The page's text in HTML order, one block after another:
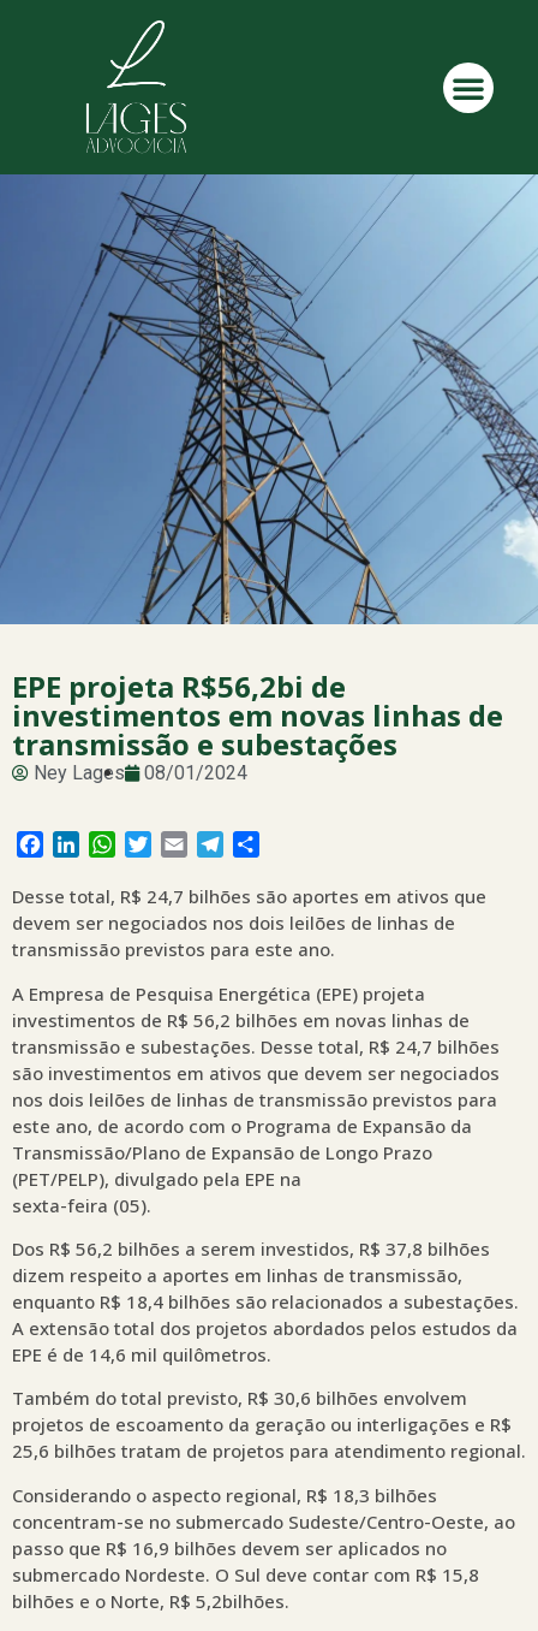
EPE projeta R$56,2bi de
investimentos em novas linhas de
transmissão e subestações
Ney Lages 08/01/2024
Facebook
LinkedInWhatsApp
Twitter
Email Telegram
Desse total, R$ 24,7 bilhões são aportes em ativos que
devem ser negociados nos dois leilões de linhas de
transmissão previstos para este ano.
A Empresa de Pesquisa Energética (EPE) projeta
investimentos de R$ 56,2 bilhões em novas linhas de
transmissão e subestações. Desse total, R$ 24,7 bilhões
são investimentos em ativos que devem ser negociados
nos dois leilões de linhas de transmissão previstos para
este ano, de acordo com o Programa de Expansão da
Transmissão/Plano de Expansão de Longo Prazo
(PET/PELP), divulgado pela EPE na
sexta-feira (05).
Dos R$ 56,2 bilhões a serem investidos, R$ 37,8 bilhões
dizem respeito a aportes em linhas de transmissão,
enquanto R$ 18,4 bilhões são relacionados a subestações.
A extensão total dos projetos abordados pelos estudos da
EPE é de 14,6 mil quilômetros.
Também do total previsto, R$ 30,6 bilhões envolvem
projetos de escoamento da geração ou interligações e R$
25,6 bilhões tratam de projetos para atendimento regional.
Considerando o aspecto regional, R$ 18,3 bilhões
concentram-se no submercado Sudeste/Centro-Oeste, ao
passo que R$ 16,9 bilhões devem ser aplicados no
submercado Nordeste. O Sul deve contar com R$ 15,8
bilhões e o Norte, R$ 5,2bilhões.